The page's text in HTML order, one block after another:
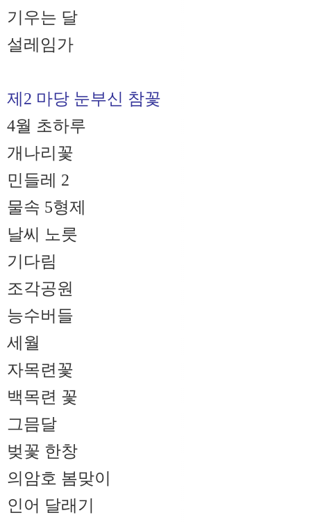
기우는 달
설레임가
제2 마당 눈부신 참꽃
4월 초하루
개나리꽃
민들레 2
물속 5형제
날씨 노릇
기다림
조각공원
능수버들
세월
자목련꽃
백목련 꽃
그믐달
벚꽃 한창
의암호 봄맞이
인어 달래기